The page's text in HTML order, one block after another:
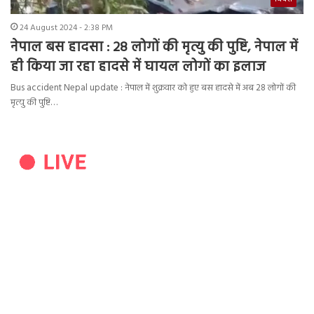
24 August 2024 - 2:38 PM
नेपाल बस हादसा : 28 लोगों की मृत्यु की पुष्टि, नेपाल में
ही किया जा रहा हादसे में घायल लोगों का इलाज
Bus accident Nepal update : नेपाल में शुक्रवार को हुए बस हादसे में अब 28 लोगों की
मृत्यु की पुष्टि…